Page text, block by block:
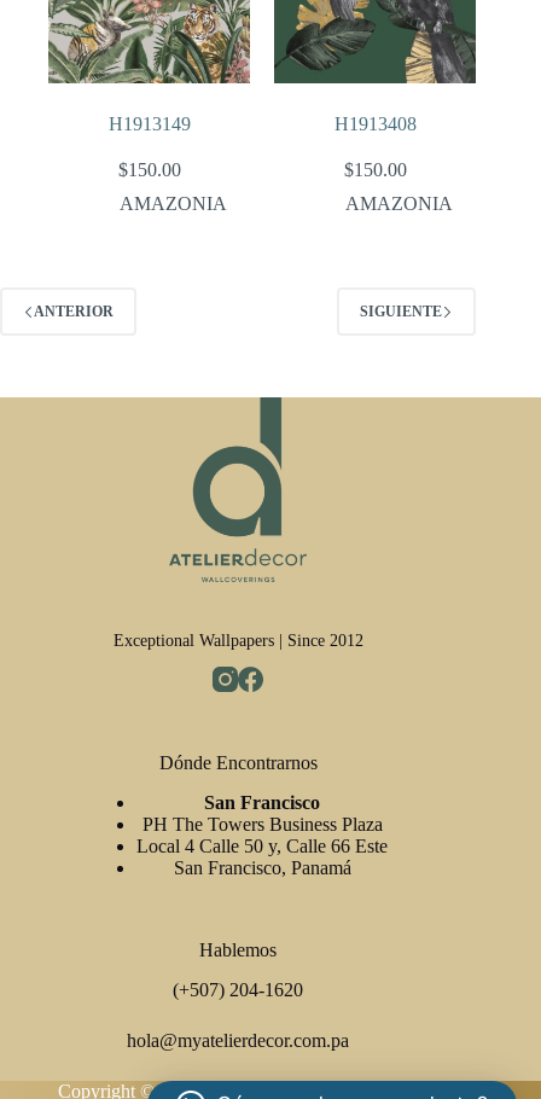
H1913149
$150.00
AMAZONIA
H1913408
$150.00
AMAZONIA
ANTERIOR SIGUIENTE
Exceptional Wallpapers | Since 2012
Dónde Encontrarnos
San Francisco
PH The Towers Business Plaza
Local 4 Calle 50 y, Calle 66 Este
San Francisco, Panamá
Hablemos
(+507) 204-1620
hola@myatelierdecor.com.pa
Copyright © 2026 Atelier Decor Wallcoverings